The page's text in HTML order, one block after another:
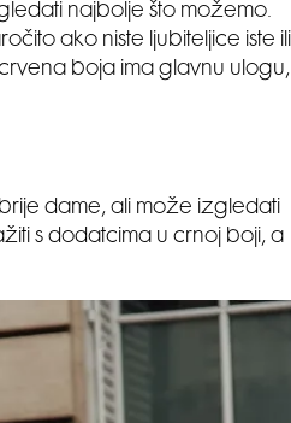
najbolje što možemo.
ako niste ljubiteljice iste ili
boja ima glavnu ulogu,
dame, ali može izgledati
s dodatcima u crnoj boji, a